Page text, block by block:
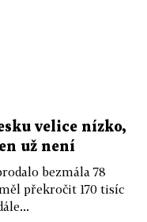
velice nízko,
už není
bezmála 78
překročit 170 tisíc